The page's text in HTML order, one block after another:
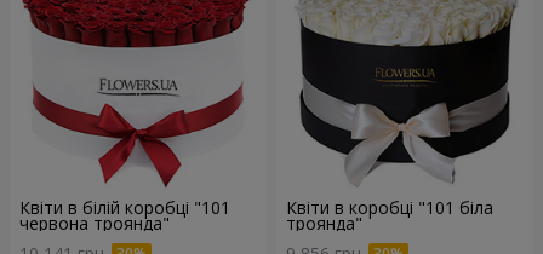
Квіти в білій коробці "101
червона троянда"
Квіти в коробці "101 біла
троянда"